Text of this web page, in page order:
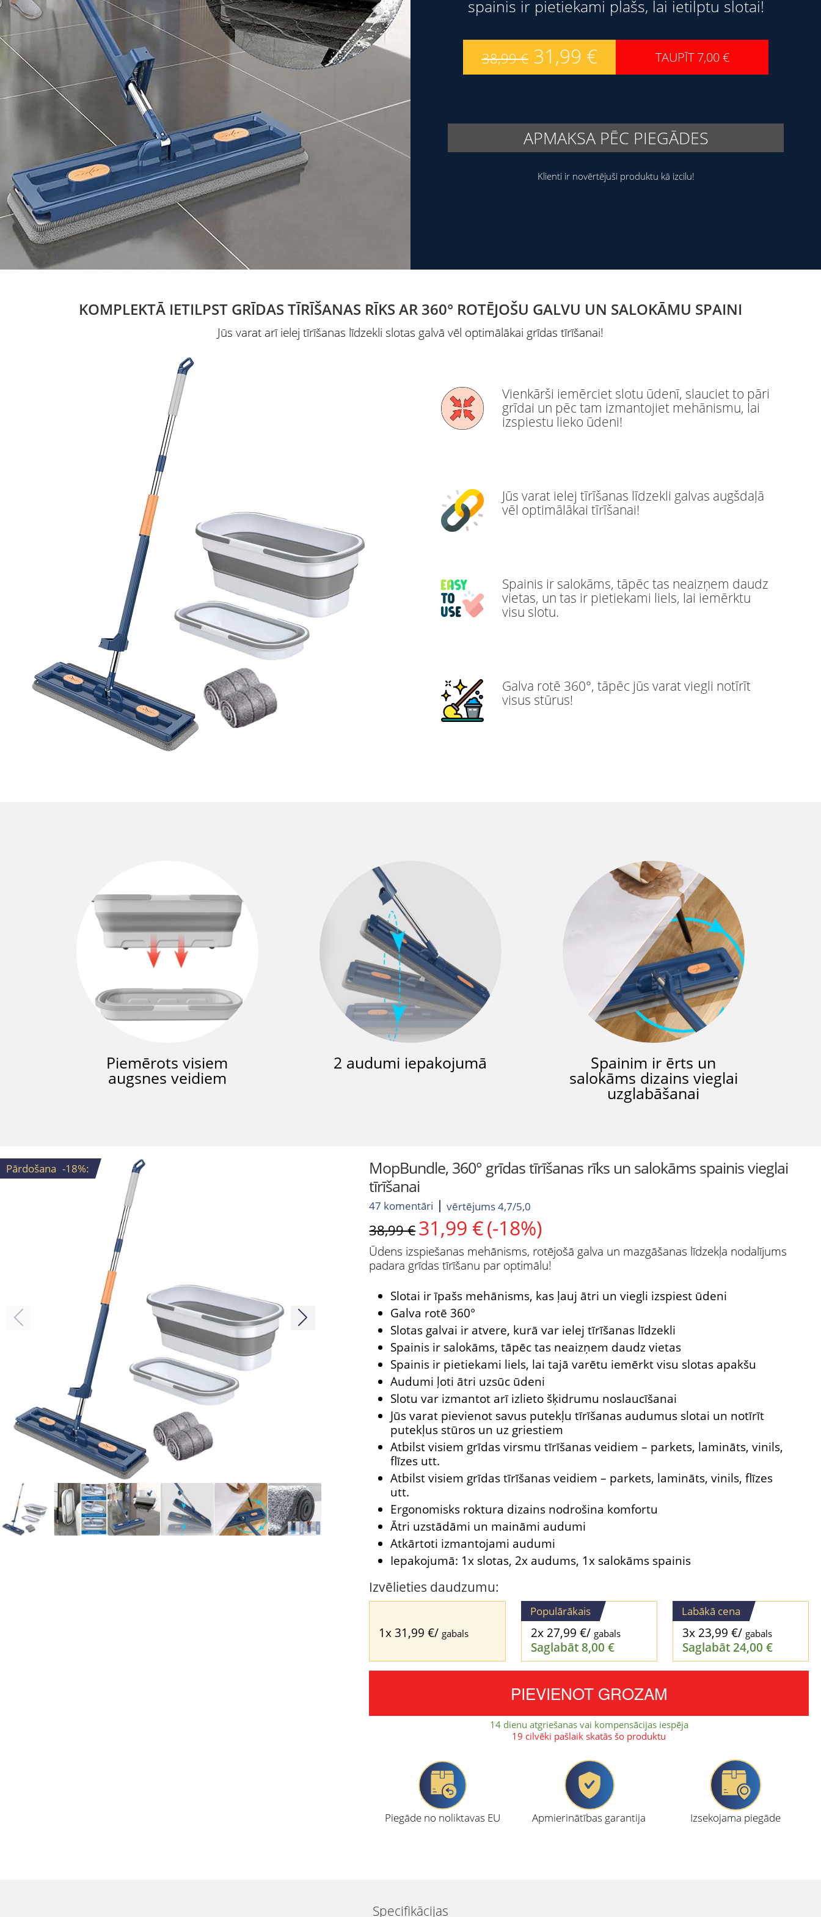
spainis ir pietiekami plašs, lai ietilptu slotai!
38,99€ 31,99 € TAUPĪT7,00€
APMAKSA PĒC PIEGĀDES
Klienti ir novērtējuši produktu kā izcilu!
KOMPLEKTĀ IETILPST GRĪDAS TĪRĪŠANAS RĪKS AR 360° ROTĒJOŠU GALVU UN SALOKĀMU SPAINI
Jūs varat arī ielej tīrīšanas līdzekli slotas galvā vēl optimālākai grīdas tīrīšanai!
Vienkārši iemērciet slotu ūdenī, slauciet to pāri
grīdai un pēc tam izmantojiet mehānismu, lai
izspiestu lieko ūdeni!
Jūs varat ielej tīrīšanas līdzekli galvas augšdaļā
vēl optimālākai tīrīšanai!
Spainis ir salokāms, tāpēc tas neaizņem daudz
vietas, un tas ir pietiekami liels, lai iemērktu
visu slotu.
Galva rotē 360°, tāpēc jūs varat viegli notīrīt
visus stūrus!
Piemērots visiem
augsnes veidiem
2 audumi iepakojumā Spainim ir ērts un
salokāms dizains vieglai
uzglabāšanai
Pārdošana -18%:
MopBundle, 360° grīdas tīrīšanas rīks un salokāms spainis vieglai
tīrīšanai
47 komentāri vērtējums 4,7/5,0
38,99€ Original
price
was:
38,99 €.
31,99 € Current
price
is:
31,99 €.
(-18%)
Izvēlieties daudzumu:
1x31,99€/ gabals
Populārākais
2x 27,99 €/ gabals
Saglabāt8,00 €
Labākā cena
3x 23,99 €/ gabals
Saglabāt24,00 €
PIEVIENOT GROZAM
14 dienu atgriešanas vai kompensācijas iespēja
19 cilvēki pašlaik skatās šo produktu
Ūdens izspiešanas mehānisms, rotējošā galva un mazgāšanas līdzekļa nodalījums
padara grīdas tīrīšanu par optimālu!
Slotai ir īpašs mehānisms, kas ļauj ātri un viegli izspiest ūdeni
Galva rotē 360°
Slotas galvai ir atvere, kurā var ielej tīrīšanas līdzekli
Spainis ir salokāms, tāpēc tas neaizņem daudz vietas
Spainis ir pietiekami liels, lai tajā varētu iemērkt visu slotas apakšu
Audumi ļoti ātri uzsūc ūdeni
Slotu var izmantot arī izlieto šķidrumu noslaucīšanai
Jūs varat pievienot savus putekļu tīrīšanas audumus slotai un notīrīt
putekļus stūros un uz griestiem
Atbilst visiem grīdas virsmu tīrīšanas veidiem – parkets, lamināts, vinils,
flīzes utt.
Atbilst visiem grīdas tīrīšanas veidiem – parkets, lamināts, vinils, flīzes
utt.
Ergonomisks roktura dizains nodrošina komfortu
Ātri uzstādāmi un maināmi audumi
Atkārtoti izmantojami audumi
Iepakojumā: 1x slotas, 2x audums, 1x salokāms spainis
Piegāde no noliktavas EU Apmierinātības garantija Izsekojama piegāde
Specifikācijas